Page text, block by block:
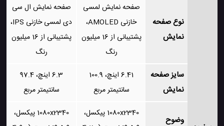
نوع صفحه
نمایش
صفحه نمایش لمسی
خازنی AMOLED،
پشتیبانی از 16 میلیون
رنگ
صفحه نمایش ال سی
دی لمسی خازنی IPS،
پشتیبانی از 16 میلیون
رنگ
سایز صفحه
نمایش
6.41 اینچ، 100.9
سانتیمتر مربع
6.3 اینچ، 97.4
سانتیمتر مربع
وضوح
1080x2340 پیکسل،
1080x2340 پیکسل،